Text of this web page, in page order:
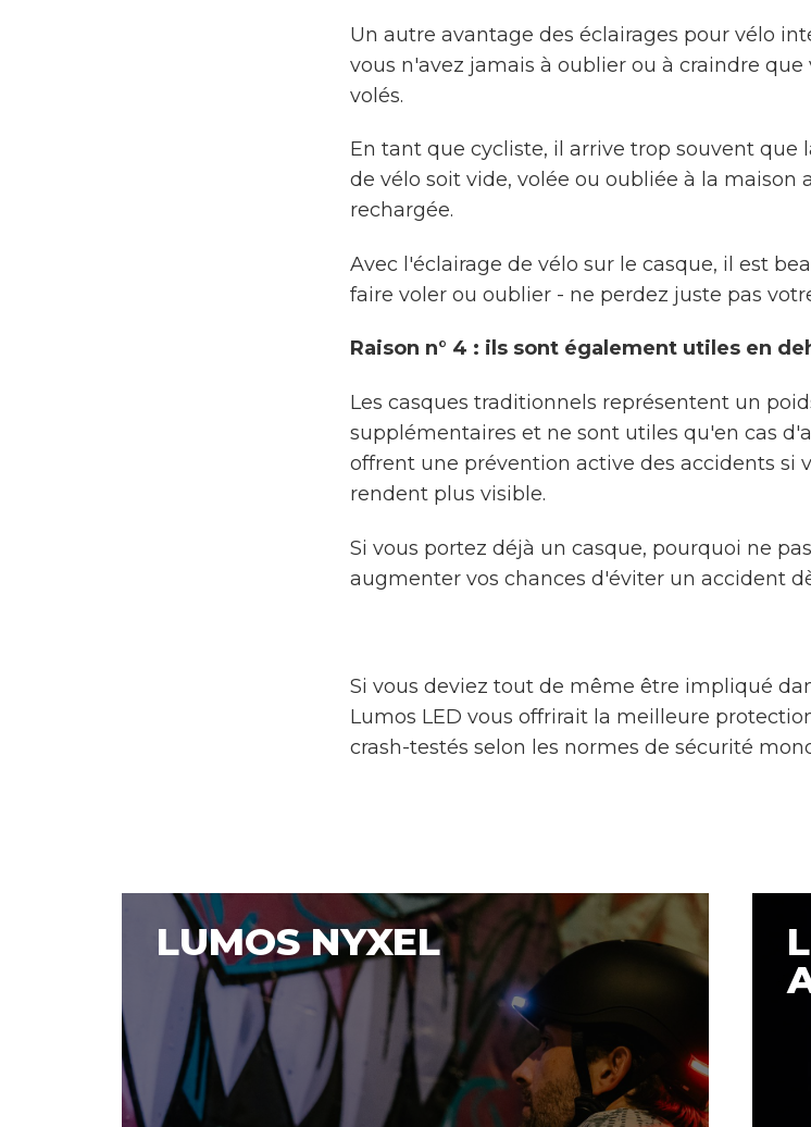
Un autre avantage des éclairages pour vélo
vous n'avez jamais à oublier ou à craindre
volés.
En tant que cycliste, il arrive trop souvent que
de vélo soit vide, volée ou oubliée à la maison
rechargée.
Avec l'éclairage de vélo sur le casque, il est
faire voler ou oublier - ne perdez juste pas
Raison n° 4 : ils sont également utiles en
Les casques traditionnels représentent un
supplémentaires et ne sont utiles qu'en cas
offrent une prévention active des accidents si
rendent plus visible.
Si vous portez déjà un casque, pourquoi ne
augmenter vos chances d'éviter un accident
Si vous deviez tout de même être impliqué
Lumos LED vous offrirait la meilleure
crash-testés selon les normes de sécurité
LUMOS NYXEL